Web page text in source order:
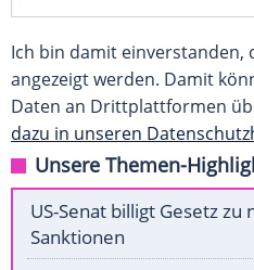
Ich bin damit einverstanden,
angezeigt werden. Damit
Daten an Drittplattformen
dazu in unseren
Unsere Themen-
US-Senat billigt Gesetz zu
Sanktionen